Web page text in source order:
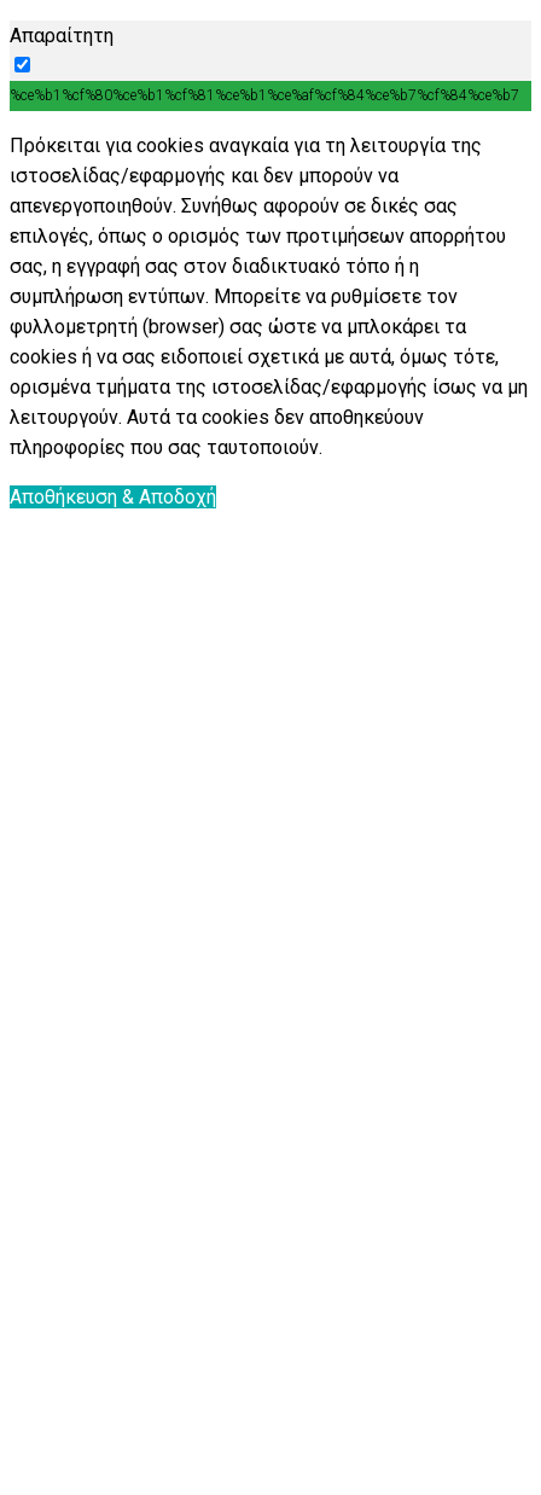
Απαραίτητη
%ce%b1%cf%80%ce%b1%cf%81%ce%b1%ce%af%cf%84%ce%b7%cf%84%ce%b7
Πρόκειται για cookies αναγκαία για τη λειτουργία της
ιστοσελίδας/εφαρμογής και δεν μπορούν να
απενεργοποιηθούν. Συνήθως αφορούν σε δικές σας
επιλογές, όπως ο ορισμός των προτιμήσεων απορρήτου
σας, η εγγραφή σας στον διαδικτυακό τόπο ή η
συμπλήρωση εντύπων. Μπορείτε να ρυθμίσετε τον
φυλλομετρητή (browser) σας ώστε να μπλοκάρει τα
cookies ή να σας ειδοποιεί σχετικά με αυτά, όμως τότε,
ορισμένα τμήματα της ιστοσελίδας/εφαρμογής ίσως να μη
λειτουργούν. Αυτά τα cookies δεν αποθηκεύουν
πληροφορίες που σας ταυτοποιούν.
Αποθήκευση & Αποδοχή